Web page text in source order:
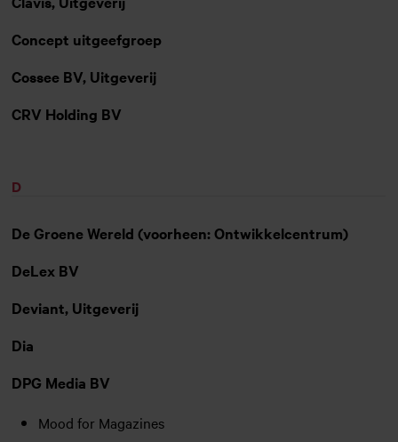
Concept uitgeefgroep
Cossee BV, Uitgeverij
CRV Holding BV
D
De Groene Wereld (voorheen: Ontwikkelcentrum)
DeLex BV
Deviant, Uitgeverij
Dia
DPG Media BV
Mood for Magazines